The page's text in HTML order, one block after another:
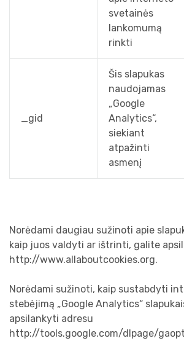
svetainės
lankomumą
rinkti
_gid
Šis slapukas
naudojamas
„Google
Analytics“,
siekiant
atpažinti
asmenį
Norėdami daugiau sužinoti apie
kaip juos valdyti ar ištrinti, galite
http://www.allaboutcookies.org.
Norėdami sužinoti, kaip sustabdyti
stebėjimą „Google Analytics“
apsilankyti adresu
http://tools.google.com/dlpage/